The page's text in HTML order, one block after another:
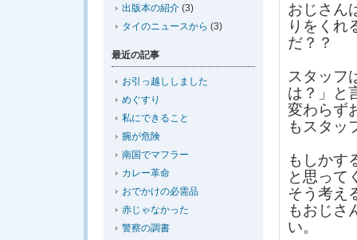
おじさん
りをくれ
だ？？
スタッフ
は？」と
変わらず
もスタッ
もしかす
と思って
そう考え
もおじさ
い。
出版本の紹介 (3)
タイのニュースから (3)
最近の記事
お引っ越ししました
めぐすり
私にできること
腕が危険
南国でマフラー
カレー革命
おでかけの必需品
赤じゃなかった
警察の調書